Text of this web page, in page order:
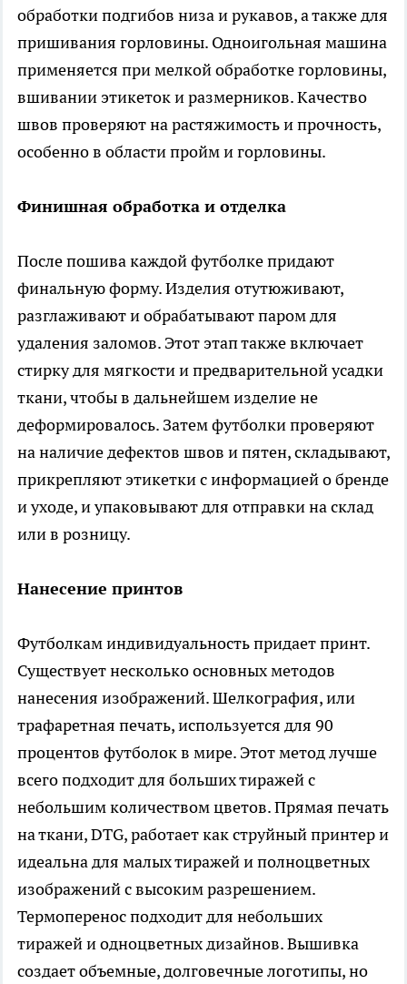
обработки подгибов низа и рукавов, а также для
пришивания горловины. Одноигольная машина
применяется при мелкой обработке горловины,
вшивании этикеток и размерников. Качество
швов проверяют на растяжимость и прочность,
особенно в области пройм и горловины.
Финишная обработка и отделка
После пошива каждой футболке придают
финальную форму. Изделия отутюживают,
разглаживают и обрабатывают паром для
удаления заломов. Этот этап также включает
стирку для мягкости и предварительной усадки
ткани, чтобы в дальнейшем изделие не
деформировалось. Затем футболки проверяют
на наличие дефектов швов и пятен, складывают,
прикрепляют этикетки с информацией о бренде
и уходе, и упаковывают для отправки на склад
или в розницу.
Нанесение принтов
Футболкам индивидуальность придает принт.
Существует несколько основных методов
нанесения изображений. Шелкография, или
трафаретная печать, используется для 90
процентов футболок в мире. Этот метод лучше
всего подходит для больших тиражей с
небольшим количеством цветов. Прямая печать
на ткани, DTG, работает как струйный принтер и
идеальна для малых тиражей и полноцветных
изображений с высоким разрешением.
Термоперенос подходит для небольших
тиражей и одноцветных дизайнов. Вышивка
создает объемные, долговечные логотипы, но